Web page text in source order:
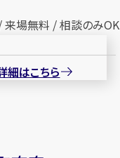
来場無料 / 相談のみOK
細はこちら